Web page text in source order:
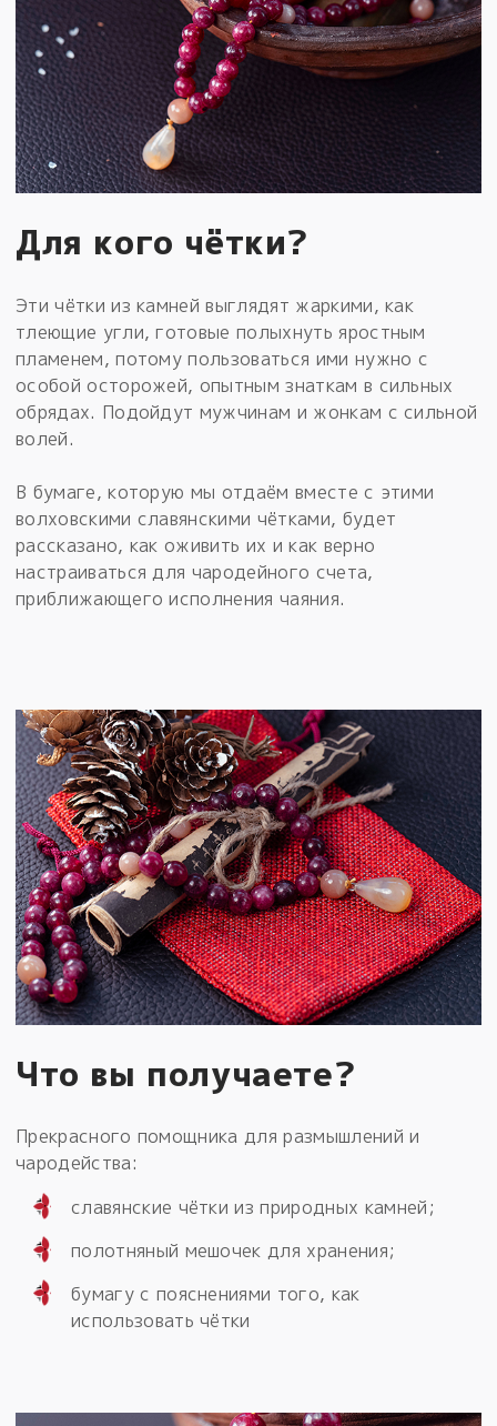
Для кого чётки?
Эти чётки из камней выглядят жаркими, как
тлеющие угли, готовые полыхнуть яростным
пламенем, потому пользоваться ими нужно с
особой осторожей, опытным знаткам в сильных
обрядах. Подойдут мужчинам и жонкам с сильной
волей.
В бумаге, которую мы отдаём вместе с этими
волховскими славянскими чётками, будет
рассказано, как оживить их и как верно
настраиваться для чародейного счета,
приближающего исполнения чаяния.
Что вы получаете?
Прекрасного помощника для размышлений и
чародейства:
славянские чётки из природных камней;
полотняный мешочек для хранения;
бумагу с пояснениями того, как
использовать чётки